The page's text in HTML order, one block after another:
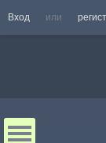
Вход или